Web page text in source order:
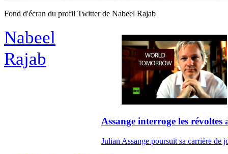
Fond d'écran du profil Twitter de Nabeel Rajab
Assange interroge les révoltes
Julian Assange poursuit sa carrière
Nabeel
Rajab